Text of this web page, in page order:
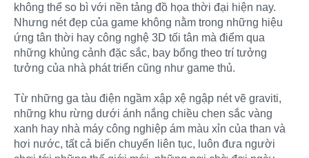
không thể so bì với nền tảng đồ họa thời đại hiện nay.
Nhưng nét đẹp của game không nằm trong những hiệu
ứng tân thời hay công nghệ 3D tối tân mà điểm qua
những khủng cảnh đặc sắc, bay bổng theo trí tưởng
tưởng của nhà phát triển cũng như game thủ.
Từ những ga tàu điện ngầm xập xệ ngập nét vẽ graviti,
những khu rừng dưới ánh nắng chiều chen sắc vàng
xanh hay nhà máy công nghiệp ám màu xỉn của than và
hơi nước, tất cả biến chuyển liên tục, luôn đưa người